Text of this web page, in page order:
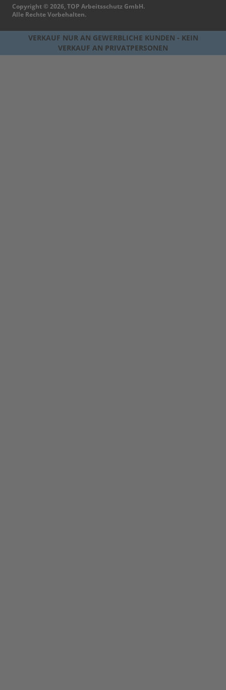
Copyright © 2026, TOP Arbeitsschutz GmbH.
Alle Rechte Vorbehalten.
VERKAUF NUR AN GEWERBLICHE KUNDEN - KEIN
VERKAUF AN PRIVATPERSONEN